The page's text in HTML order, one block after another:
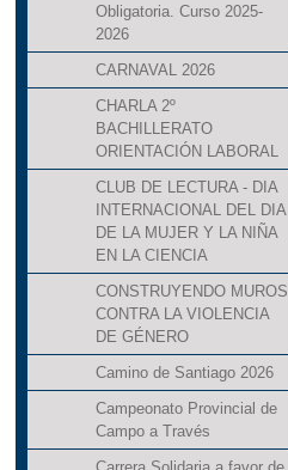
Obligatoria. Curso 2025-
2026
CARNAVAL 2026
CHARLA 2º
BACHILLERATO
ORIENTACIÓN LABORAL
CLUB DE LECTURA - DIA
INTERNACIONAL DEL DIA
DE LA MUJER Y LA NIÑA
EN LA CIENCIA
CONSTRUYENDO MUROS
CONTRA LA VIOLENCIA
DE GÉNERO
Camino de Santiago 2026
Campeonato Provincial de
Campo a Través